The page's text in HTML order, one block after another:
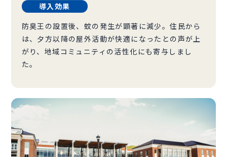
導入効果
防臭王の設置後、蚊の発生が顕著に減少。住民から
は、夕方以降の屋外活動が快適になったとの声が上
がり、地域コミュニティの活性化にも寄与しまし
た。